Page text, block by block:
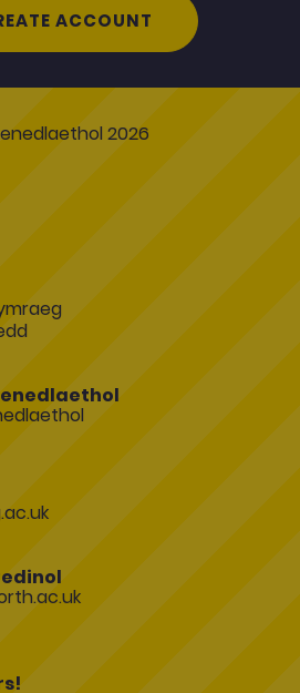
ACCOUNT
2026